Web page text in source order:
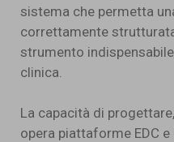
sistema che permetta
correttamente
strumento
clinica.
La capacità di
opera piattaforme EDC